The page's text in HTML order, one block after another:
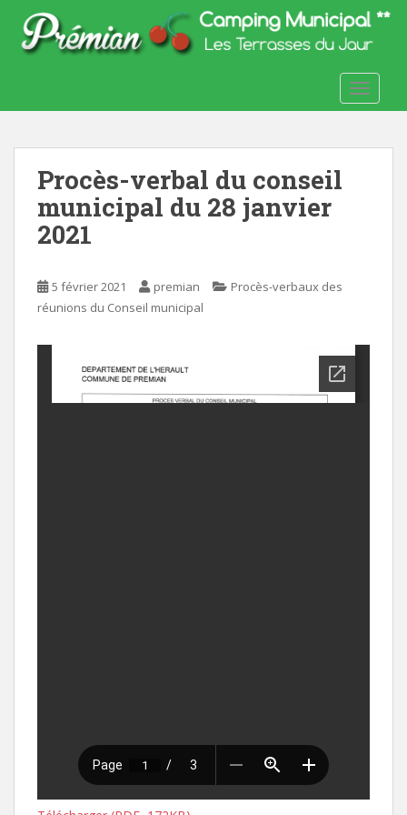
o
Procès-verbal du conseil
municipal du 28 janvier
2021
5 février 2021 premian
Procès-verbaux des
réunions du Conseil municipal